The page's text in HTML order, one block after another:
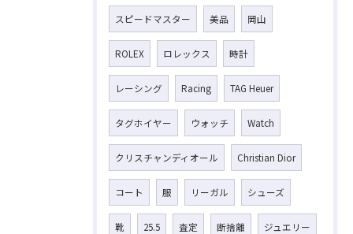
スピードマスター 美品 岡山
ROLEX ロレックス 時計
レーシング Racing TAG Heuer
タグホイヤー ウォッチ Watch
クリスチャンディオール Christian Dior
コート 服 リーガル シューズ
靴 25.5 査定 断捨離 ジュエリー